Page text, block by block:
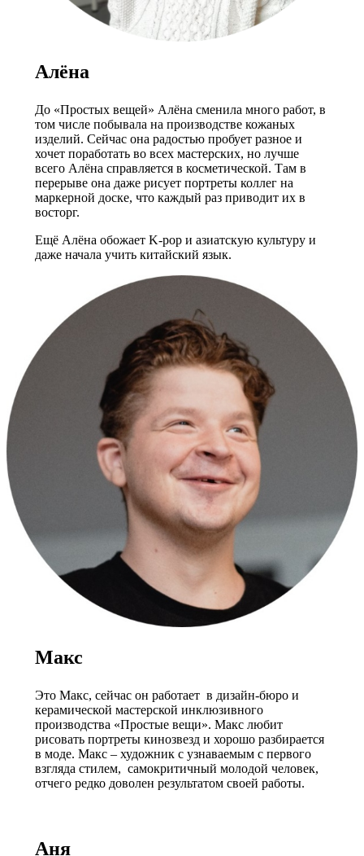
Алёна
До «Простых вещей» Алёна сменила много работ, в
том числе побывала на производстве кожаных
изделий. Сейчас она радостью пробует разное и
хочет поработать во всех мастерских, но лучше
всего Алёна справляется в косметической. Там в
перерыве она даже рисует портреты коллег на
маркерной доске, что каждый раз приводит их в
восторг.
Ещё Алёна обожает K-pop и азиатскую культуру и
даже начала учить китайский язык.
Макс
Это Макс, сейчас он работает в дизайн-бюро и
керамической мастерской инклюзивного
производства «Простые вещи». Макс любит
рисовать портреты кинозвезд и хорошо разбирается
в моде. Макс – художник с узнаваемым с первого
взгляда стилем, самокритичный молодой человек,
отчего редко доволен результатом своей работы.
Аня